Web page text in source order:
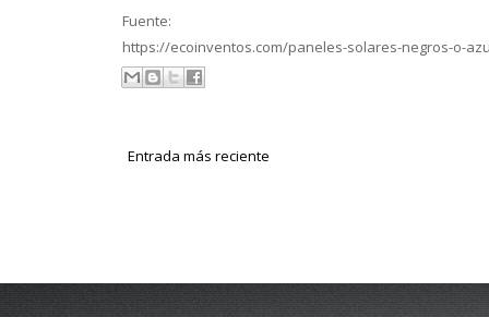
Fuente:
https://ecoinventos.com/paneles-solares-negros-o-
Entrada más reciente